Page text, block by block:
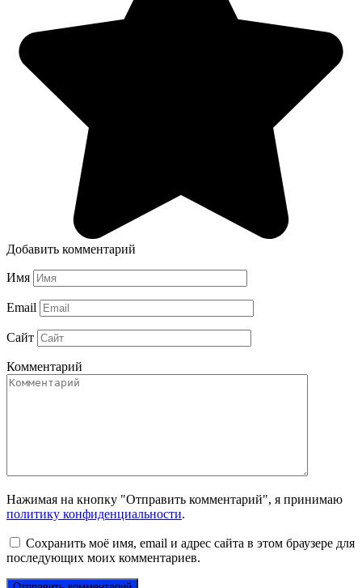
Добавить комментарий
Имя
Email
Сайт
Комментарий
Нажимая на кнопку "Отправить комментарий", я принимаю
политику конфиденциальности.
Сохранить моё имя, email и адрес сайта в этом браузере для
последующих моих комментариев.